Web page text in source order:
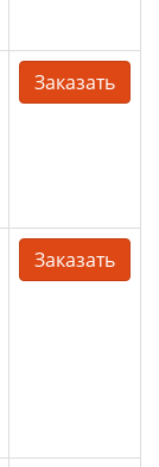
Заказать
Заказать